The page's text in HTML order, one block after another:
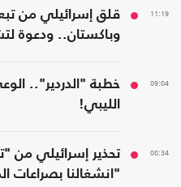
11:19
قلق إسرائيلي من
وباكستان.. ودعوة
09:04
خطبة "الدردير"..
الليبي!
08:34
تحذير إسرائيلي
"انشغالنا بصراعات